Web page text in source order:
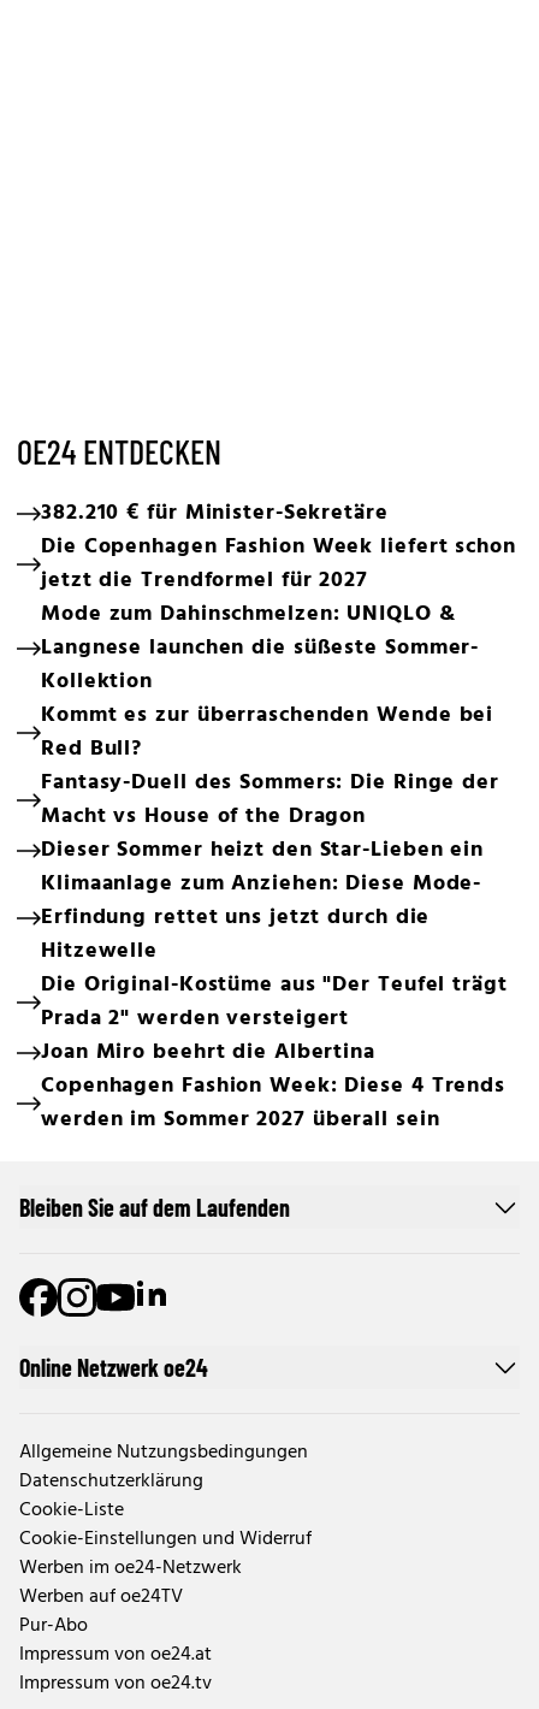
OE24 ENTDECKEN
382.210 € für Minister-Sekretäre
Die Copenhagen Fashion Week liefert schon
jetzt die Trendformel für 2027
Mode zum Dahinschmelzen: UNIQLO &
Langnese launchen die süßeste Sommer-
Kollektion
Kommt es zur überraschenden Wende bei
Red Bull?
Fantasy-Duell des Sommers: Die Ringe der
Macht vs House of the Dragon
Dieser Sommer heizt den Star-Lieben ein
Klimaanlage zum Anziehen: Diese Mode-
Erfindung rettet uns jetzt durch die
Hitzewelle
Die Original-Kostüme aus "Der Teufel trägt
Prada 2" werden versteigert
Joan Miro beehrt die Albertina
Copenhagen Fashion Week: Diese 4 Trends
werden im Sommer 2027 überall sein
Online Netzwerk oe24
Allgemeine Nutzungsbedingungen
Datenschutzerklärung
Cookie-Liste
Cookie-Einstellungen und Widerruf
Werben im oe24-Netzwerk
Werben auf oe24TV
Pur-Abo
Impressum von oe24.at
Impressum von oe24.tv
Bleiben Sie auf dem Laufenden